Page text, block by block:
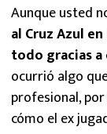
Aunque usted
al Cruz Azul
todo gracias a
ocurrió algo
profesional,
cómo el ex